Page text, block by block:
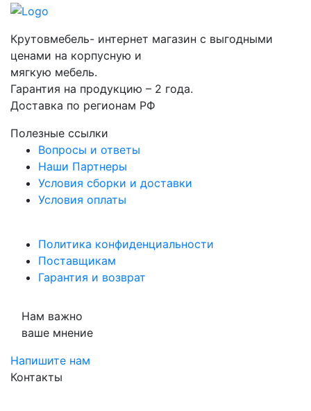
Крутовмебель- интернет магазин с выгодными
ценами на корпусную и
мягкую мебель.
Гарантия на продукцию – 2 года.
Доставка по регионам РФ
Полезные ссылки
Вопросы и ответы
Наши Партнеры
Условия сборки и доставки
Условия оплаты
Политика конфиденциальности
Поставщикам
Гарантия и возврат
Нам важно
ваше мнение
Напишите нам
Контакты